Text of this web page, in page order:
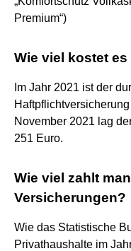
Premium“)
Wie viel kostet
Im Jahr 2021 ist der
November 2021 lag
251 Euro.
Wie viel zahlt
Versicherungen?
Wie das Statistische
Privathaushalte im